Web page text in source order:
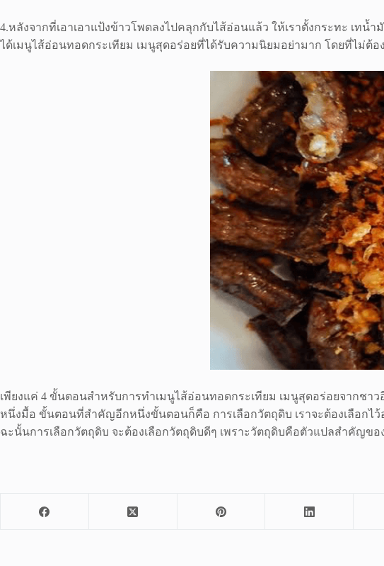
4.หลังจากที่เอาเอาแป้งข้าวโพดลงไปคลุกกับไส้อ่อนแล้ว ให้เราตั้งกระทะ เท
ได้เมนูไส้อ่อนทอดกระเทียม เมนูสุดอร่อยที่ได้รับความนิยมอย่ามาก โดยที่ไม่ต้
เพียงแค่ 4 ขั้นตอนสำหรับการทำเมนูไส้อ่อนทอดกระเทียม เมนูสุดอร่อยจากช
หนึ่งมื้อ ขั้นตอนที่สำคัญอีกหนึ่งขั้นตอนก็คือ การเลือกวัตถุดิบ เราจะต้องเลือกไ
ฉะนั้นการเลือกวัตถุดิบ จะต้องเลือกวัตถุดิบดีๆ เพราะวัตถุดิบคือตัวแปลสำคัญขอ